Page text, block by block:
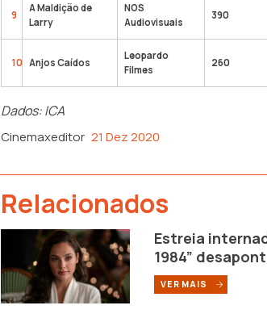
9
A Maldição de
Larry
NOS
Audiovisuais
390
10 Anjos Caídos
Leopardo
Filmes
260
Dados: ICA
Cinemaxeditor 21 Dez 2020
Relacionados
Estreia
1984”
VER MAIS